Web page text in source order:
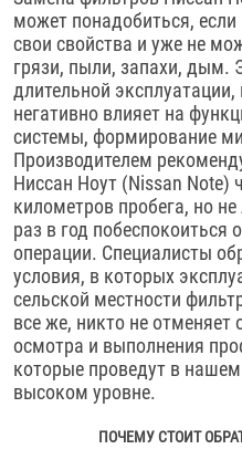
может понадобиться,
свои свойства и уже не
грязи, пыли, запахи, дым.
длительной
негативно влияет на
системы, формирование
Производителем
Ниссан Ноут (Nissan Note)
километров пробега, но
раз в год побеспокоиться
операции. Специалисты
условия, в которых
сельской местности
все же, никто не отменяет
осмотра и выполнения
которые проведут в
высоком уровне.
ПОЧЕМУ СТОИТ